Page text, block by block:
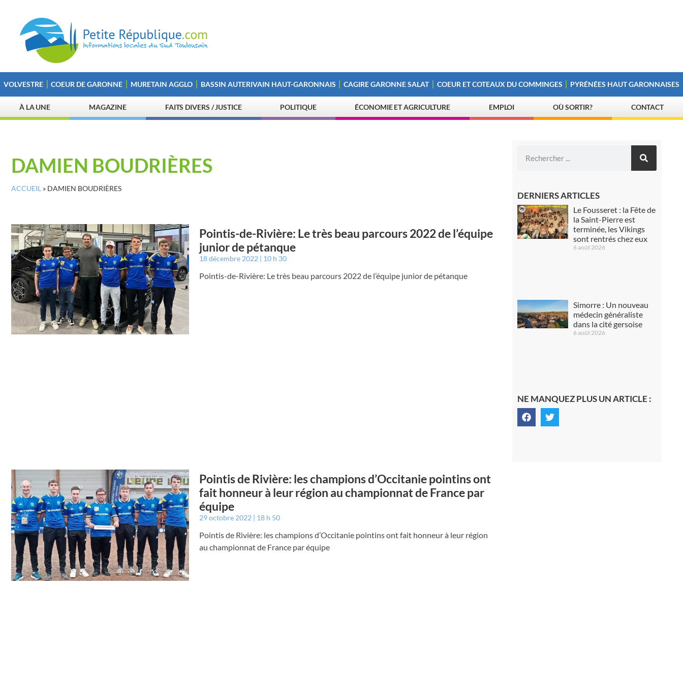
VOLVESTRE COEUR DE GARONNE MURETAIN AGGLO BASSIN AUTERIVAIN HAUT-GARONNAIS CAGIRE GARONNE SALAT COEUR ET COTEAUX DU COMMINGES PYRÉNÉES HAUT GARONNAISES
À LA UNE MAGAZINE FAITS DIVERS / JUSTICE POLITIQUE ÉCONOMIE ET AGRICULTURE EMPLOI OÙ SORTIR? CONTACT
DAMIEN BOUDRIÈRES
ACCUEIL » DAMIEN BOUDRIÈRES
Pointis-de-Rivière: Le très beau parcours 2022 de l’équipe
junior de pétanque
18 décembre 2022 10 h 30
Pointis-de-Rivière: Le très beau parcours 2022 de l’équipe junior de pétanque
Pointis de Rivière: les champions d’Occitanie pointins ont
fait honneur à leur région au championnat de France par
équipe
29 octobre 2022 18 h 50
Pointis de Rivière: les champions d’Occitanie pointins ont fait honneur à leur région
au championnat de France par équipe
DERNIERS ARTICLES
Le Fousseret : la Fête de
la Saint-Pierre est
terminée, les Vikings
sont rentrés chez eux
6 août 2026
Simorre : Un nouveau
médecin généraliste
dans la cité gersoise
6 août 2026
NE MANQUEZ PLUS UN ARTICLE :